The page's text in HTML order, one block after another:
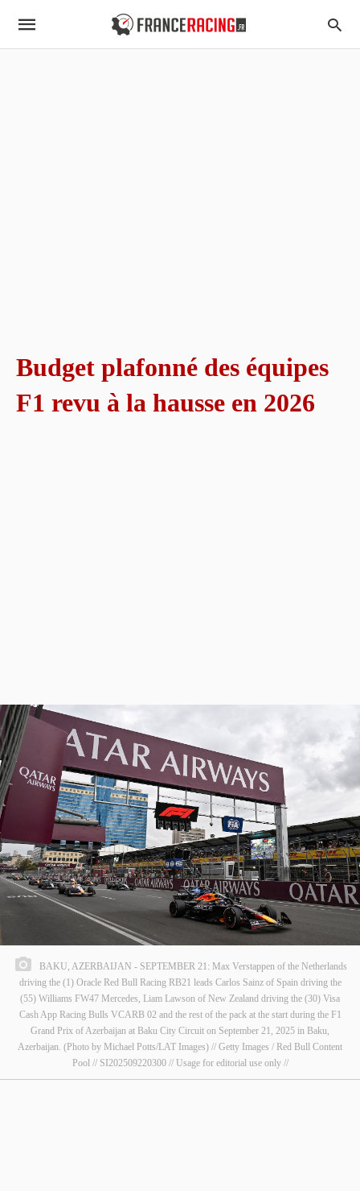
Budget plafonné des équipes
F1 revu à la hausse en 2026
BAKU, AZERBAIJAN - SEPTEMBER 21: Max Verstappen of the Netherlands
driving the (1) Oracle Red Bull Racing RB21 leads Carlos Sainz of Spain driving the
(55) Williams FW47 Mercedes, Liam Lawson of New Zealand driving the (30) Visa
Cash App Racing Bulls VCARB 02 and the rest of the pack at the start during the F1
Grand Prix of Azerbaijan at Baku City Circuit on September 21, 2025 in Baku,
Azerbaijan. (Photo by Michael Potts/LAT Images) // Getty Images / Red Bull Content
Pool // SI202509220300 // Usage for editorial use only //